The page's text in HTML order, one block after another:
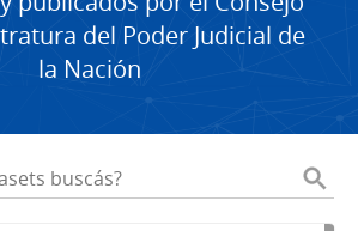
del Poder Judicial de
la Nación